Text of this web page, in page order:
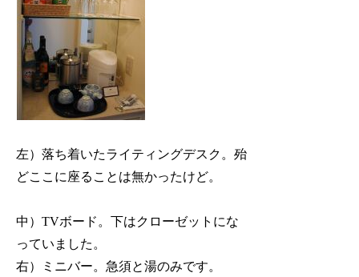
左）落ち着いたライティングデスク。殆
どここに座ることは無かったけど。
中）TVボード。下はクローゼットにな
っていました。
右）ミニバー。急須と湯のみです。